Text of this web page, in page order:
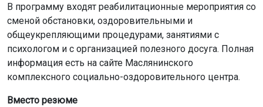
В программу входят реабилитационные мероприятия со
сменой обстановки, оздоровительными и
общеукрепляющими процедурами, занятиями с
психологом и с организацией полезного досуга. Полная
информация есть на сайте Маслянинского
комплексного социально-оздоровительного центра.
Вместо резюме